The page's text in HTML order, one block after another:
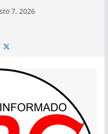
7, 2026